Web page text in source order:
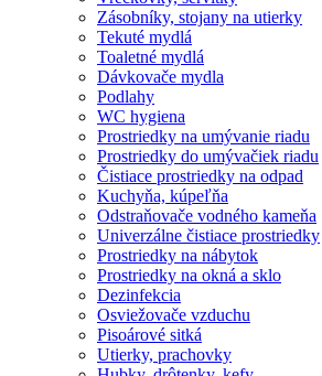
Zásobníky, stojany na utierky
Tekuté mydlá
Toaletné mydlá
Dávkovače mydla
Podlahy
WC hygiena
Prostriedky na umývanie riadu
Prostriedky do umývačiek riadu
Čistiace prostriedky na odpad
Kuchyňa, kúpeľňa
Odstraňovače vodného kameňa
Univerzálne čistiace prostriedky
Prostriedky na nábytok
Prostriedky na okná a sklo
Dezinfekcia
Osviežovače vzduchu
Pisoárové sitká
Utierky, prachovky